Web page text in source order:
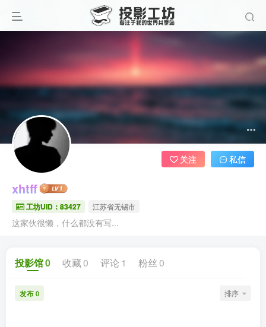
xhtff
工坊UID：83427 江苏省无锡市
这家伙很懒，什么都没有写...
关注 私信
投影馆0 收藏 0 评论 1 粉丝 0
发布 0 排序